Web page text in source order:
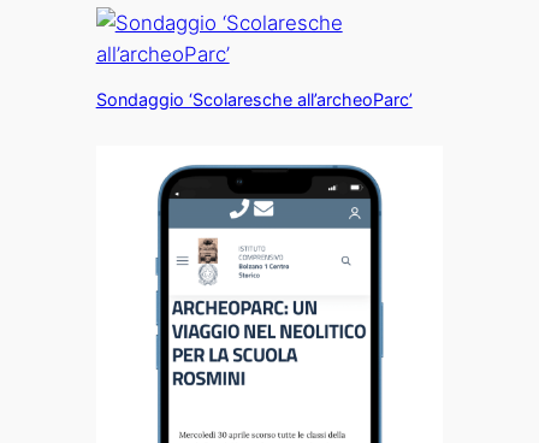
Sondaggio ‘Scolaresche all’archeoParc’